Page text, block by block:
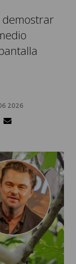
demostrar
2026